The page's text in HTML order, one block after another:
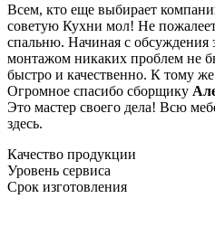
Всем, кто еще выбирает
советую Кухни мол! Не
спальню. Начиная с обсуждения
монтажом никаких проблем не
быстро и качественно. К тому
Огромное спасибо сборщику
Это мастер своего дела! Всю
здесь.
Качество продукции
Уровень сервиса
Срок изготовления